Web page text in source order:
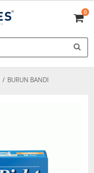
0
BURUN BANDI